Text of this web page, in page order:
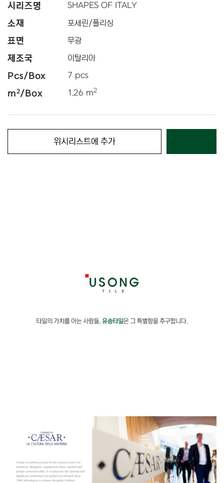
시리즈명 SHAPES OF ITALY
소재 포세린/폴리싱
표면 무광
제조국 이탈리아
Pcs/Box 7 pcs
m2/Box 1.26 m2
위시리스트에 추가